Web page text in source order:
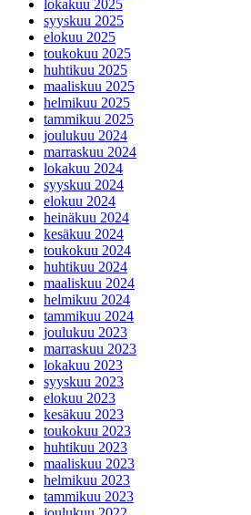
lokakuu 2025
syyskuu 2025
elokuu 2025
toukokuu 2025
huhtikuu 2025
maaliskuu 2025
helmikuu 2025
tammikuu 2025
joulukuu 2024
marraskuu 2024
lokakuu 2024
syyskuu 2024
elokuu 2024
heinäkuu 2024
kesäkuu 2024
toukokuu 2024
huhtikuu 2024
maaliskuu 2024
helmikuu 2024
tammikuu 2024
joulukuu 2023
marraskuu 2023
lokakuu 2023
syyskuu 2023
elokuu 2023
kesäkuu 2023
toukokuu 2023
huhtikuu 2023
maaliskuu 2023
helmikuu 2023
tammikuu 2023